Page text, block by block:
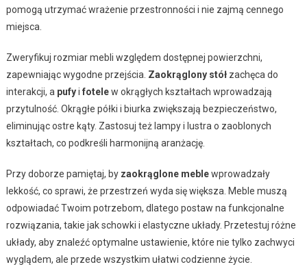
pomogą utrzymać wrażenie przestronności i nie zajmą cennego
miejsca.
Zweryfikuj rozmiar mebli względem dostępnej powierzchni,
zapewniając wygodne przejścia. Zaokrąglony stółzachęca do
interakcji, a pufyi fotelew okrągłych kształtach wprowadzają
przytulność. Okrągłe półki i biurka zwiększają bezpieczeństwo,
eliminując ostre kąty. Zastosuj też lampy i lustra o zaoblonych
kształtach, co podkreśli harmonijną aranżację.
Przy doborze pamiętaj, by zaokrąglone meblewprowadzały
lekkość, co sprawi, że przestrzeń wyda się większa. Meble muszą
odpowiadać Twoim potrzebom, dlatego postaw na funkcjonalne
rozwiązania, takie jak schowki i elastyczne układy. Przetestuj różne
układy, aby znaleźć optymalne ustawienie, które nie tylko zachwyci
wyglądem, ale przede wszystkim ułatwi codzienne życie.